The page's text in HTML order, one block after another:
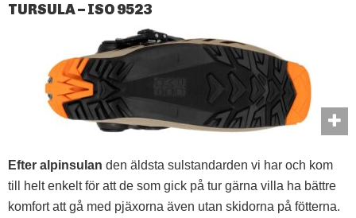
TURSULA – ISO 9523
Efter alpinsulan den äldsta sulstandarden vi har och kom
till helt enkelt för att de som gick på tur gärna villa ha bättre
komfort att gå med pjäxorna även utan skidorna på fötterna.